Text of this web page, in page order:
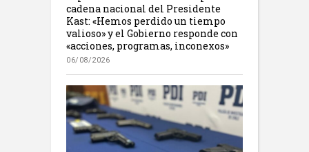
cadena nacional del Presidente
Kast: «Hemos perdido un tiempo
valioso» y el Gobierno responde con
«acciones, programas, inconexos»
06/08/2026